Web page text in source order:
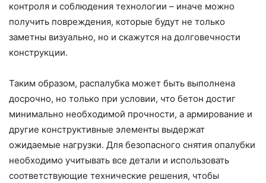
контроля и соблюдения технологии – иначе можно
получить повреждения, которые будут не только
заметны визуально, но и скажутся на долговечности
конструкции.
Таким образом, распалубка может быть выполнена
досрочно, но только при условии, что бетон достиг
минимально необходимой прочности, а армирование и
другие конструктивные элементы выдержат
ожидаемые нагрузки. Для безопасного снятия опалубки
необходимо учитывать все детали и использовать
соответствующие технические решения, чтобы